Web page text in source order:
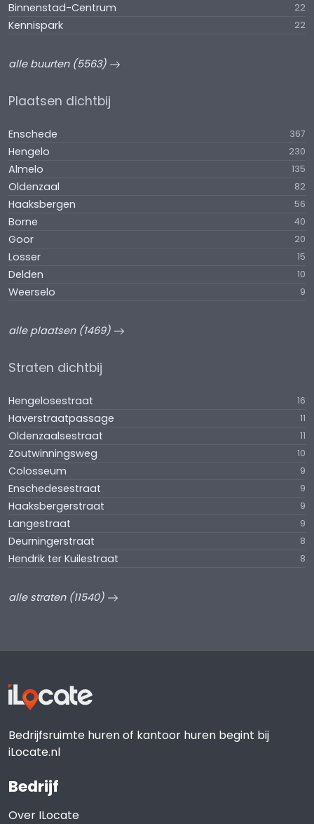
Binnenstad-Centrum 22
Kennispark 22
alle buurten (5563)
Plaatsen dichtbij
Enschede 367
Hengelo 230
Almelo 135
Oldenzaal 82
Haaksbergen 56
Borne 40
Goor 20
Losser 15
Delden 10
Weerselo 9
alle plaatsen (1469)
Straten dichtbij
Hengelosestraat 16
Haverstraatpassage 11
Oldenzaalsestraat 11
Zoutwinningsweg 10
Colosseum 9
Enschedesestraat 9
Haaksbergerstraat 9
Langestraat 9
Deurningerstraat 8
Hendrik ter Kuilestraat 8
alle straten (11540)
Bedrijfsruimte huren of kantoor huren begint bij
iLocate.nl
Bedrijf
Over ILocate